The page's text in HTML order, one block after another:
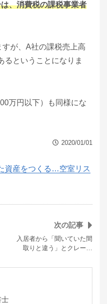
、消費税の課税事業者
が、A社の課税売上高
るということになりま
万円以下）も同様にな
2020/01/01
資産をつくる…空室リス
次の記事
入居者から「聞いていた間
取りと違う」とクレー…
士